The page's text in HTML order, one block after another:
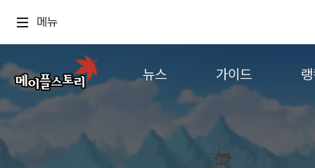
메뉴
뉴스
공지사항
업데이트
가이드
게임정보
직업소개
확률형 아이템